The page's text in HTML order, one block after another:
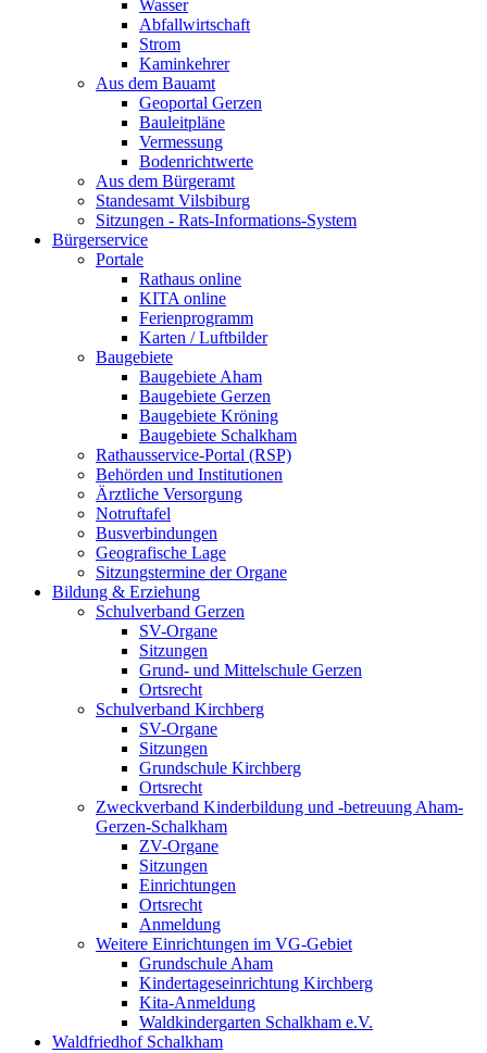
Wasser
Abfallwirtschaft
Strom
Kaminkehrer
Aus dem Bauamt
Geoportal Gerzen
Bauleitpläne
Vermessung
Bodenrichtwerte
Aus dem Bürgeramt
Standesamt Vilsbiburg
Sitzungen - Rats-Informations-System
Bürgerservice
Portale
Rathaus online
KITA online
Ferienprogramm
Karten / Luftbilder
Baugebiete
Baugebiete Aham
Baugebiete Gerzen
Baugebiete Kröning
Baugebiete Schalkham
Rathausservice-Portal (RSP)
Behörden und Institutionen
Ärztliche Versorgung
Notruftafel
Busverbindungen
Geografische Lage
Sitzungstermine der Organe
Bildung & Erziehung
Schulverband Gerzen
SV-Organe
Sitzungen
Grund- und Mittelschule Gerzen
Ortsrecht
Schulverband Kirchberg
SV-Organe
Sitzungen
Grundschule Kirchberg
Ortsrecht
Zweckverband Kinderbildung und -betreuung Aham-
Gerzen-Schalkham
ZV-Organe
Sitzungen
Einrichtungen
Ortsrecht
Anmeldung
Weitere Einrichtungen im VG-Gebiet
Grundschule Aham
Kindertageseinrichtung Kirchberg
Kita-Anmeldung
Waldkindergarten Schalkham e.V.
Waldfriedhof Schalkham